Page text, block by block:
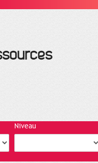
Niveau